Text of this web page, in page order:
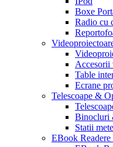
Boxe
Radio cu
Accesorii
Table
Ecrane
Telescoape &
Binocluri
Statii
EBook